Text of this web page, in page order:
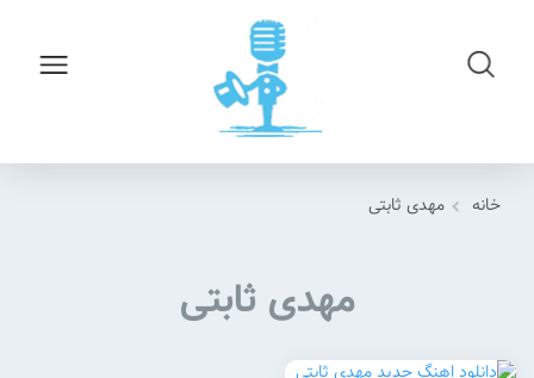
خانه مهدی ثابتی
مهدی ثابتی